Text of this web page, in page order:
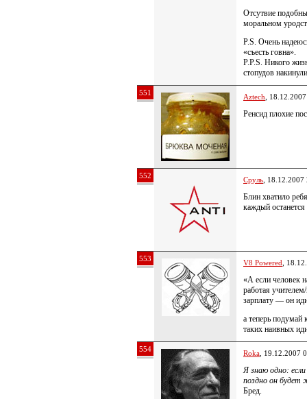
Отсутвие
моральном
P.S. Очень
«съесть говна».
P.P.S. Никого
стопудов
551 Aztech ,
Ренсид плохие
552 Сруль ,
Блин хватило
каждый
553 V8 Powered ,
«А если человек
работая
зарплату — он
а теперь подумай
таких наивных
554 Roka , 19.12.2007
Я знаю одно:
поздно он будет
Бред.